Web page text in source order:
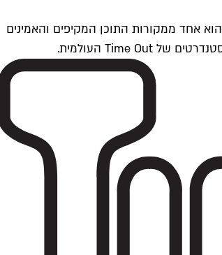
Time Outתל אביב הוא חלק מרשת Time Out Global — רשת מדיה בינלאומית הפועלת ב-360 ערים מרכזיות וב-60 מדינות ברחבי העולם. Time Out הוא אחד ממקורות התוכן המקיפים והאמינים